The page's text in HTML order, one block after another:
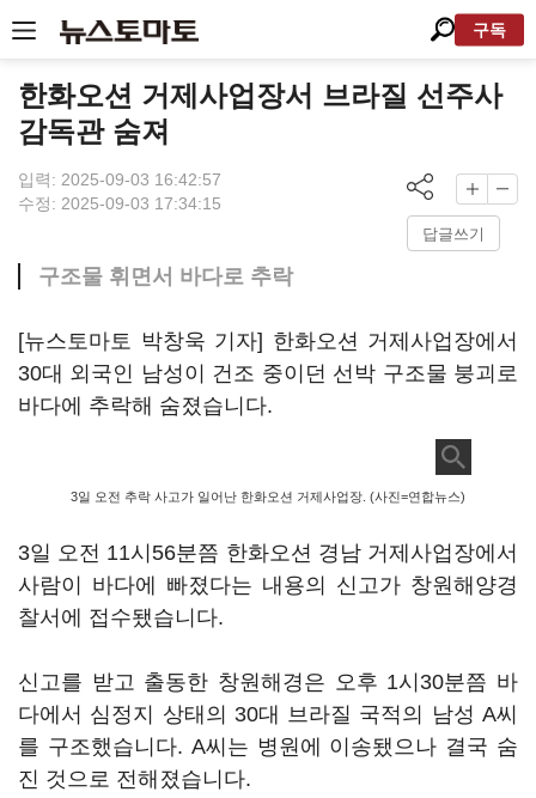
구독
한화오션 거제사업장서 브라질 선주사
감독관 숨져
입력: 2025-09-03 16:42:57
수정: 2025-09-03 17:34:15
답글쓰기
구조물 휘면서 바다로 추락
[뉴스토마토 박창욱 기자] 한화오션 거제사업장에서
30대 외국인 남성이 건조 중이던 선박 구조물 붕괴로
바다에 추락해 숨졌습니다.
3일 오전 추락 사고가 일어난 한화오션 거제사업장. (사진=연합뉴스)
3일 오전 11시56분쯤 한화오션 경남 거제사업장에서
사람이 바다에 빠졌다는 내용의 신고가 창원해양경
찰서에 접수됐습니다.
신고를 받고 출동한 창원해경은 오후 1시30분쯤 바
다에서 심정지 상태의 30대 브라질 국적의 남성 A씨
를 구조했습니다. A씨는 병원에 이송됐으나 결국 숨
진 것으로 전해졌습니다.